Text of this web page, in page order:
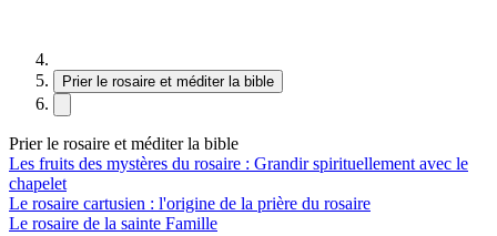
Prier le rosaire et méditer la bible
Prier le rosaire et méditer la bible
Les fruits des mystères du rosaire : Grandir spirituellement avec le
chapelet
Le rosaire cartusien : l'origine de la prière du rosaire
Le rosaire de la sainte Famille